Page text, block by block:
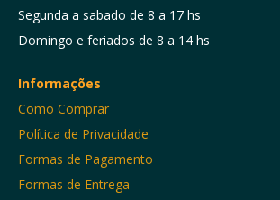
Segunda a sabado de 8 a 17 hs
Domingo e feriados de 8 a 14 hs
Informações
Como Comprar
Política de Privacidade
Formas de Pagamento
Formas de Entrega